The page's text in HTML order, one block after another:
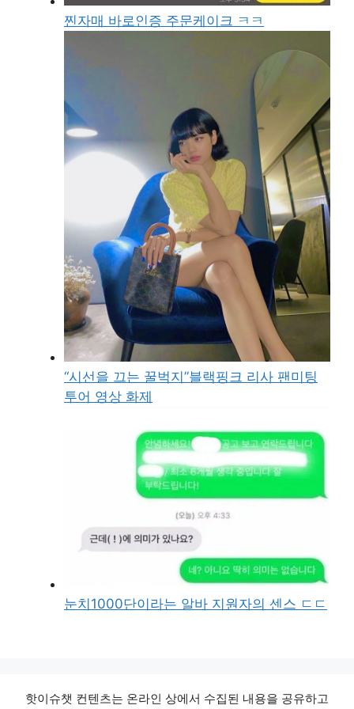
찐자매 바로인증 주문케이크 ㅋㅋ
“시선을 끄는 꿀벅지”블랙핑크 리사 팬미팅
투어 영상 화제
눈치1000단이라는 알바 지원자의 센스 ㄷㄷ
핫이슈챗 컨텐츠는 온라인 상에서 수집된 내용을 공유하고